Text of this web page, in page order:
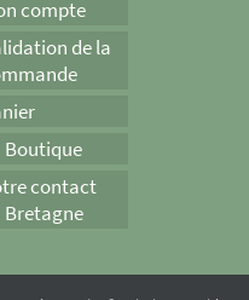
compte
de la
Boutique
contact
Bretagne